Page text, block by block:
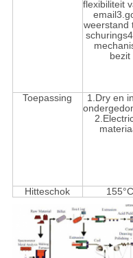
flexibiliteit
weerstand
bezit
Toepassing
1.Dry en
Hitteschok
155°C